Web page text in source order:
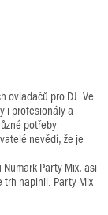
ovladačů pro DJ. Ve
i profesionály a
potřeby
nevědí, že je
Party Mix, asi
trh naplnil. Party Mix